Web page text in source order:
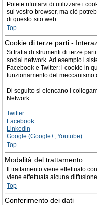
Potete rifiutarvi di utilizzare i
sul vostro browser, ma ciò
di questo sito web.
Top
Cookie di terze parti -
Si tratta di strumenti di terze
social network. Ad esempio i
Facebook e Twitter: i cookie in
funzionamento del meccanismo
Di seguito si elencano i
Network:
Twitter
Facebook
Linkedin
Google (Google+, Youtube)
Top
Modalità del trattamento
Il trattamento viene effettuato
viene effettuata alcuna
Top
Conferimento dei dati